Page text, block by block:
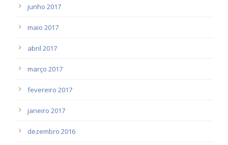
junho 2017
maio 2017
abril 2017
março 2017
fevereiro 2017
janeiro 2017
dezembro 2016